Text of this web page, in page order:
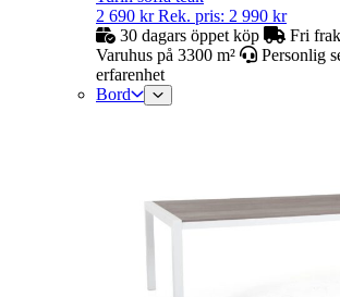
2 690 kr Rek. pris: 2 990 kr
30 dagars öppet köp
Fri
Varuhus på 3300 m²
Personlig
erfarenhet
Bord